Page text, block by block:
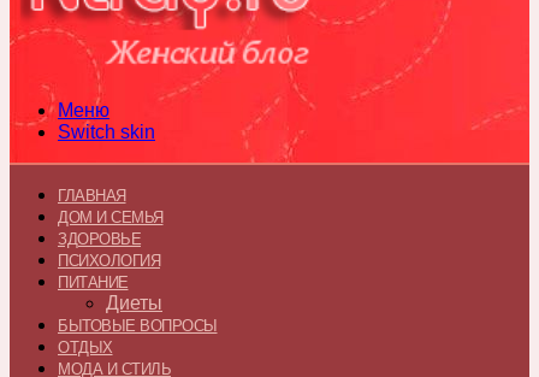
Меню
Switch skin
ГЛАВНАЯ
ДОМ И СЕМЬЯ
ЗДОРОВЬЕ
ПСИХОЛОГИЯ
ПИТАНИЕ
Диеты
БЫТОВЫЕ ВОПРОСЫ
ОТДЫХ
МОДА И СТИЛЬ